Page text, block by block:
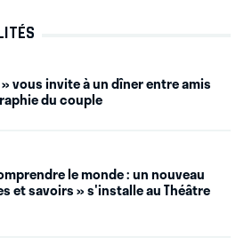
vous invite à un dîner entre amis
du couple
le monde : un nouveau
et savoirs » s'installe au Théâtre